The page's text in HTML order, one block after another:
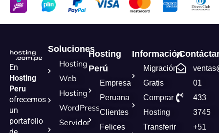
En
Hosting
Peru
ofrecemos
un
portafolio
Soluciones
Hosting
Web
Hosting
WordPress
Servidor
Hosting
Perú
Empresa
Peruana
Clientes
Felices
Información
Migración
Gratis
Comprar
Hosting
Transferir
01
433
3745
+51